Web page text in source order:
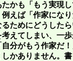
も「もう実現し
ば「作家になり
めにどうしたら
てしまい、一歩
がもう作家だ！
ありません。書